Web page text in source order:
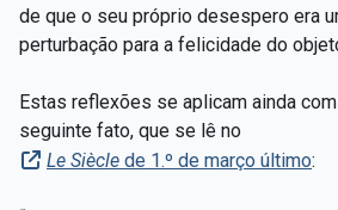
de que o seu próprio desespero era
perturbação para a felicidade do
Estas reflexões se aplicam ainda
seguinte fato, que se lê no
Le Siècle de 1.º de março último: